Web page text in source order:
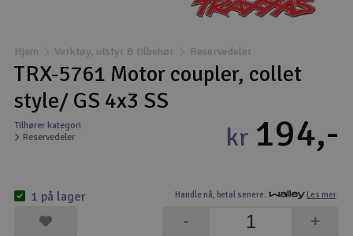
Droner
Droner for FPV
Fly
Helikopter
Kamerautstyr
Hjem Verktøy, utstyr & tilbehør Reservedeler
TRX-5761 Motor coupler, collet
style/ GS 4x3 SS
Tilhører kategori
Reservedeler
Handle nå, betal senere. Les mer
kr 194,-
+
-
1 på lager